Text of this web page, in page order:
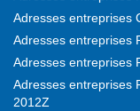
Adresses entreprises
Adresses entreprises
Adresses entreprises
Adresses entreprises
2012Z